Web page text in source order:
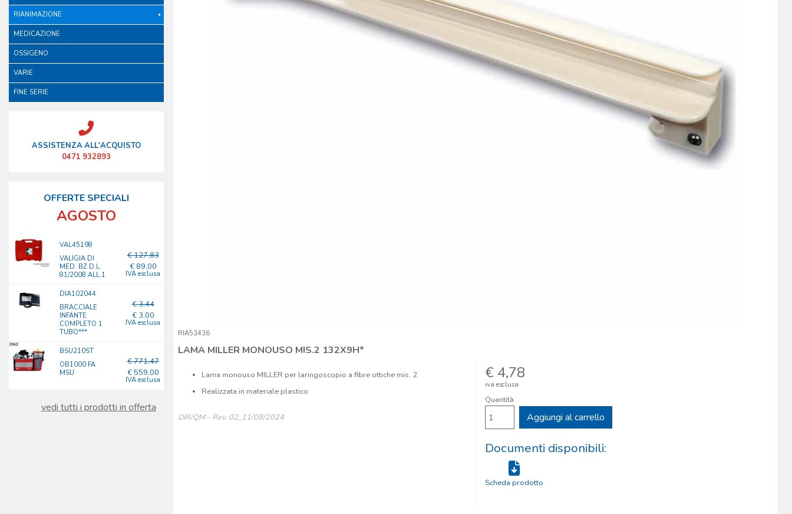
RIANIMAZIONE
MEDICAZIONE
OSSIGENO
VARIE
FINE SERIE
ASSISTENZA ALL'ACQUISTO
0471 932893
OFFERTE SPECIALI
AGOSTO
VAL45198
VALIGIA DI
MED. BZ D.L.
81/2008 ALL.1
€ 127,83
€ 89,00
IVA esclusa
DIA102044
BRACCIALE
INFANTE
COMPLETO 1
TUBO***
€ 3,44
€ 3,00
IVA esclusa
BSU210ST
OB1000 FA
MSU
€ 771,47
€ 559,00
IVA esclusa
vedi tutti i prodotti in offerta
RIA53436
LAMA MILLER MONOUSO MIS.2 132X9H*
Lama monouso MILLER per laringoscopio a fibre ottiche mis. 2
Realizzata in materiale plastico
DIR/QM – Rev. 02_11/09/2024
€ 4,78
iva esclusa
Quantità
Aggiungi al carrello
Documenti disponibili:
Scheda prodotto